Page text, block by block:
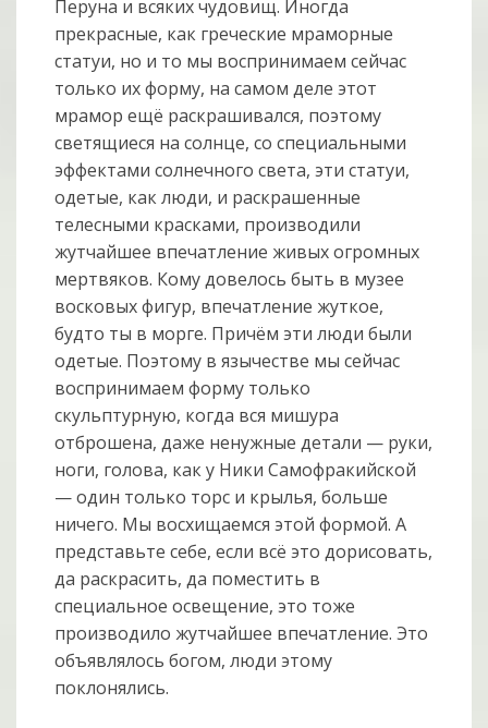
Перуна и всяких чудовищ. Иногда
прекрасные, как греческие мраморные
статуи, но и то мы воспринимаем сейчас
только их форму, на самом деле этот
мрамор ещё раскрашивался, поэтому
светящиеся на солнце, со специальными
эффектами солнечного света, эти статуи,
одетые, как люди, и раскрашенные
телесными красками, производили
жутчайшее впечатление живых огромных
мертвяков. Кому довелось быть в музее
восковых фигур, впечатление жуткое,
будто ты в морге. Причём эти люди были
одетые. Поэтому в язычестве мы сейчас
воспринимаем форму только
скульптурную, когда вся мишура
отброшена, даже ненужные детали — руки,
ноги, голова, как у Ники Самофракийской
— один только торс и крылья, больше
ничего. Мы восхищаемся этой формой. А
представьте себе, если всё это дорисовать,
да раскрасить, да поместить в
специальное освещение, это тоже
производило жутчайшее впечатление. Это
объявлялось богом, люди этому
поклонялись.